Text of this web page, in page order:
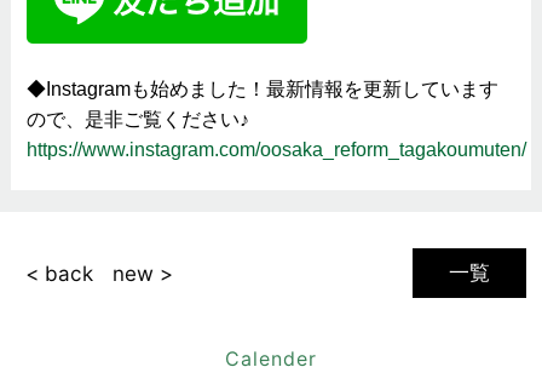
◆Instagramも始めました！最新情報を更新しています
ので、是非ご覧ください♪
https://www.instagram.com/oosaka_reform_tagakoumuten/
< back new > 一覧
Calender